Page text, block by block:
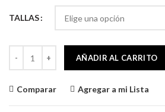
TALLAS
AÑADIR AL CARRITO
Comparar Agregar a mi Lista